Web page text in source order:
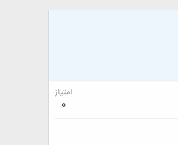
امتیاز
0